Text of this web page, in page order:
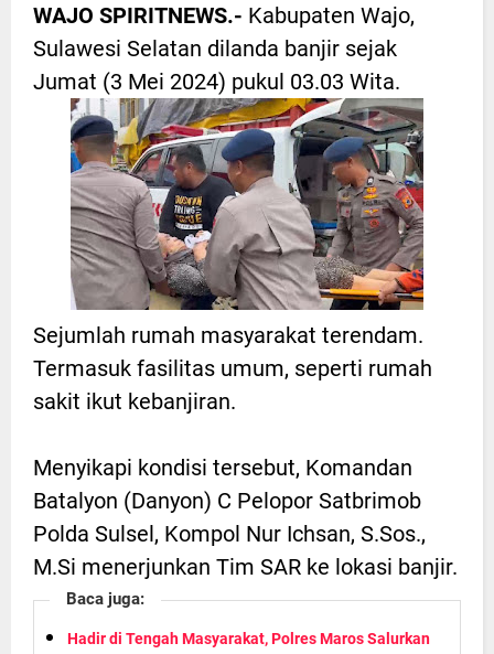
WAJO SPIRITNEWS.- Kabupaten Wajo,
Sulawesi Selatan dilanda banjir sejak
Jumat (3 Mei 2024) pukul 03.03 Wita.
Sejumlah rumah masyarakat terendam.
Termasuk fasilitas umum, seperti rumah
sakit ikut kebanjiran.
Menyikapi kondisi tersebut, Komandan
Batalyon (Danyon) C Pelopor Satbrimob
Polda Sulsel, Kompol Nur Ichsan, S.Sos.,
M.Si menerjunkan Tim SAR ke lokasi banjir.
Baca juga:
Hadir di Tengah Masyarakat, Polres Maros Salurkan